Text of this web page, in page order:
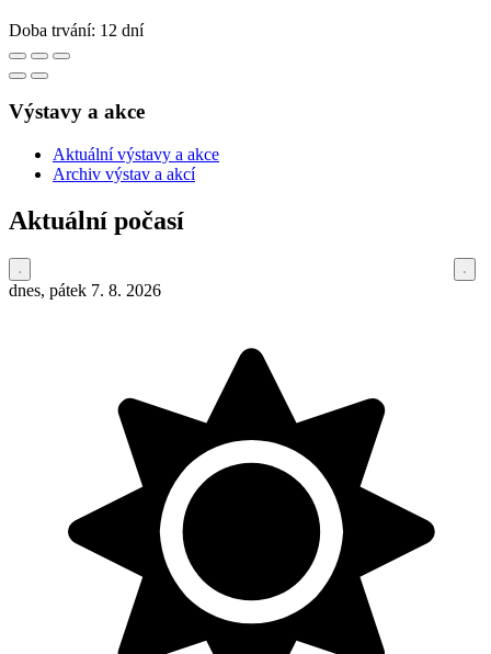
Doba trvání: 12 dní
Výstavy a akce
Aktuální výstavy a akce
Archiv výstav a akcí
Aktuální počasí
dnes, pátek 7. 8. 2026